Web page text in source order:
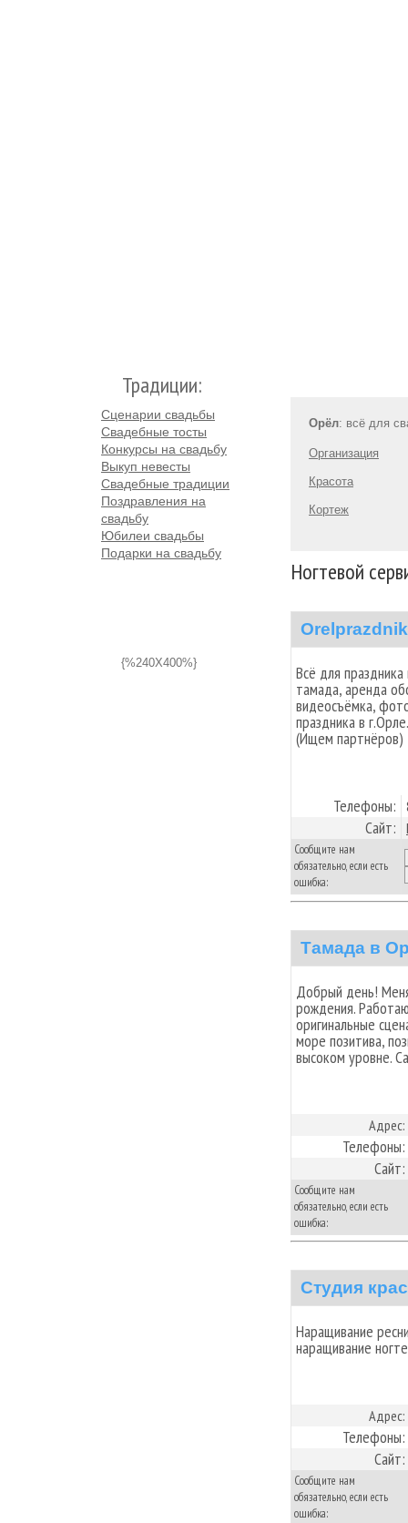
Традиции:
Сценарии свадьбы
Свадебные тосты
Конкурсы на свадьбу
Выкуп невесты
Свадебные традиции
Поздравления на
свадьбу
Юбилеи свадьбы
Подарки на свадьбу
{%240X400%}
Орёл: всё для
Организация
Красота
Кортеж
Ногтевой
Всё для
тамада, аренда
видеосъёмка,
праздника в
(Ищем партнёров)
Телефоны:
Сайт:
Сообщите нам
обязательно, если есть
ошибка:
Тамада в
Добрый день!
рождения.
оригинальные
море позитива,
высоком уровне.
Адрес:
Телефоны:
Сайт:
Сообщите нам
обязательно, если есть
ошибка:
Студия
Наращивание
наращивание
Адрес:
Телефоны:
Сайт:
Сообщите нам
обязательно, если есть
ошибка: